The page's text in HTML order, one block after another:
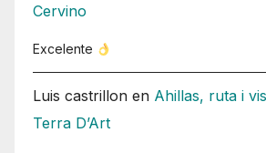
Cervino
Excelente
Luis castrillon en Ahillas, ruta i
Terra D’Art